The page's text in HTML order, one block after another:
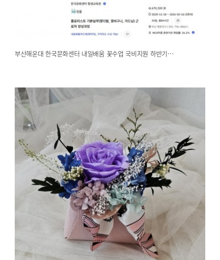
부산해운대 한국문화센터 내일배움 꽃수업 국비지원 하반기…
부산해운대 국비지원 플로리스트 실무
2025.03.24 해운대한국문화센터